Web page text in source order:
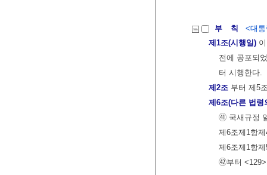
부 칙
<대
제1조(시행일)
전에 공포되
터 시행한다.
제2조 부터 제5
제6조(다른 법령
㊶ 국새규정
제6조제1항제
제6조제1항
㊷부터